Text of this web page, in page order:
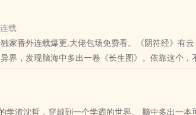
18岁，而且，一点修为都没有，就在所有人绝望之
合自然，暗合天道，只要按照他说的做，就可以轻松
，这位一点修为都没有的小师叔，竟然是一位真正
下母猪的产后护理，你们为什么一个个都突破了？
连载
家番外连载爆更,大佬包场免费看。《阴符经》有
友要是觉得《长生图》还不错的话请不要忘记向您
到一个学霸的世界。 脑中多出一本可以改变规则，制定真理的造化